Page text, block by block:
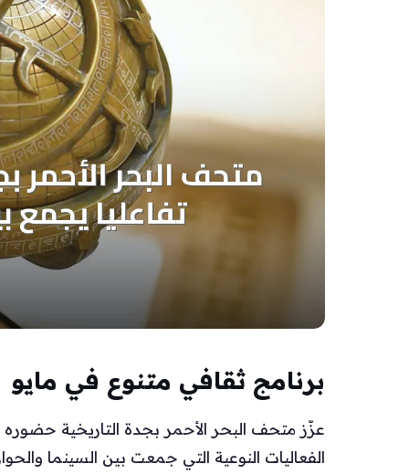
برنامج ثقافي متنوع في مايو
عزّز متحف البحر الأحمر بجدة التاريخية
الفعاليات النوعية التي جمعت بين السينما